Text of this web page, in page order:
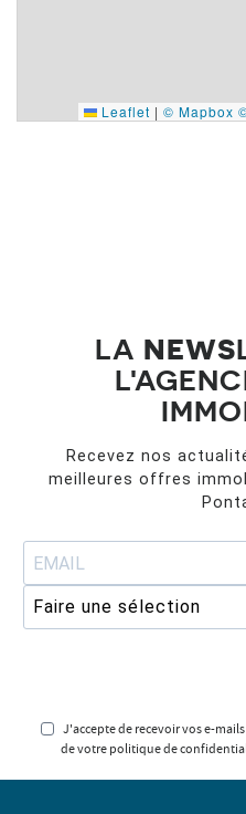
Leaflet | © Mapbox
LA NEWS
Recevez nos
meilleures offres
Faire une sélection
J'accepte de recevoir vos e-
de votre politique de